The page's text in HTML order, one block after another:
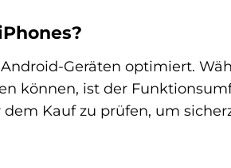
Geräten optimiert.
können, ist der
Kauf zu prüfen, um